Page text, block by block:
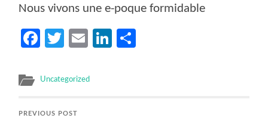
Nous vivons une e-poque formidable
Facebook
Twitter
EmailLinkedIn
Uncategorized
PREVIOUS POST